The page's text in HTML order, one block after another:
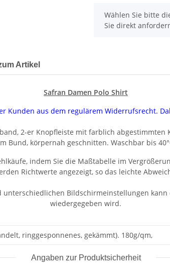
x
Wählen Sie bitte
Sie direkt
Artikel
Safran Damen Polo Shirt
Kunden aus dem regulärem Widerrufsrecht.
2-er Knopfleiste mit farblich
Bund, körpernah geschnitten. Waschbar bis
indem Sie die Maßtabelle im
Richtwerte angezeigt, so das leichte
Bildschirmeinstellungen
wiedergegeben wird.
ringgesponnenes, gekämmt). 180g/qm,
Angaben zur Produktsicherheit